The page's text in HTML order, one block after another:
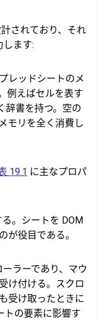
されており、それ
します:
レッドシートのメ
例えばセルを表す
辞書を持つ。空の
モリを全く消費し
19.1 に主なプロパ
。シートを DOM
が役目である。
ラーであり、マウ
け付ける。スクロ
受け取ったときに
トの要素に影響す